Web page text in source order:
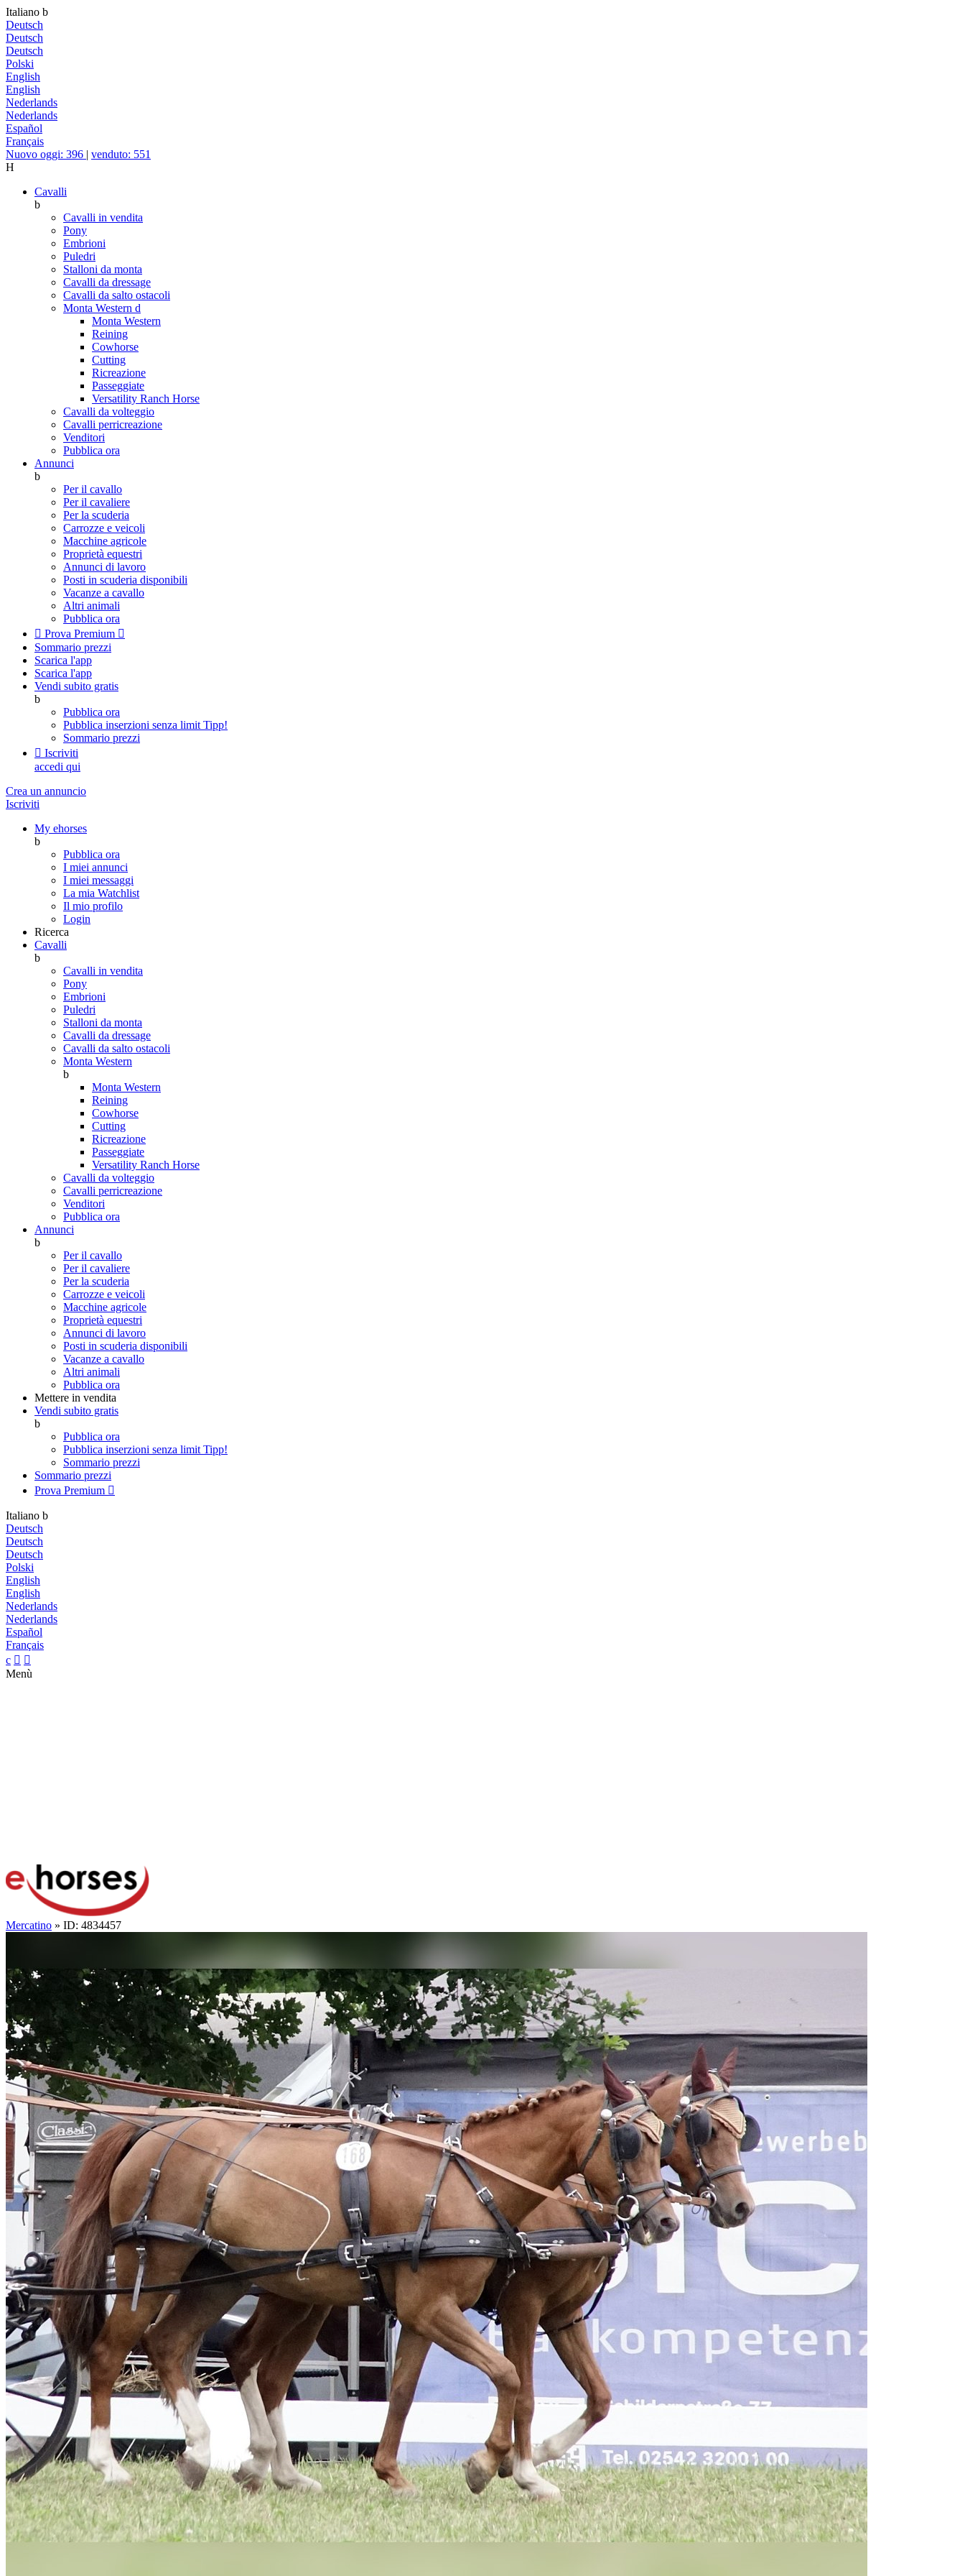
Italiano b
Deutsch
Deutsch
Deutsch
Polski
English
English
Nederlands
Nederlands
Español
Français
Nuovo oggi: 396 | venduto: 551
H
Cavalli
b
Cavalli in vendita
Pony
Embrioni
Puledri
Stalloni da monta
Cavalli da dressage
Cavalli da salto ostacoli
Monta Western d
Monta Western
Reining
Cowhorse
Cutting
Ricreazione
Passeggiate
Versatility Ranch Horse
Cavalli da volteggio
Cavalli perricreazione
Venditori
Pubblica ora
Annunci
b
Per il cavallo
Per il cavaliere
Per la scuderia
Carrozze e veicoli
Macchine agricole
Proprietà equestri
Annunci di lavoro
Posti in scuderia disponibili
Vacanze a cavallo
Altri animali
Pubblica ora
 Prova Premium 
Sommario prezzi
Scarica l'app
Scarica l'app
Vendi subito gratis
b
Pubblica ora
Pubblica inserzioni senza limit Tipp!
Sommario prezzi
 Iscriviti
accedi qui
Crea un annuncio
Iscriviti
My ehorses
b
Pubblica ora
I miei annunci
I miei messaggi
La mia Watchlist
Il mio profilo
Login
Ricerca
Cavalli
b
Cavalli in vendita
Pony
Embrioni
Puledri
Stalloni da monta
Cavalli da dressage
Cavalli da salto ostacoli
Monta Western
b
Monta Western
Reining
Cowhorse
Cutting
Ricreazione
Passeggiate
Versatility Ranch Horse
Cavalli da volteggio
Cavalli perricreazione
Venditori
Pubblica ora
Annunci
b
Per il cavallo
Per il cavaliere
Per la scuderia
Carrozze e veicoli
Macchine agricole
Proprietà equestri
Annunci di lavoro
Posti in scuderia disponibili
Vacanze a cavallo
Altri animali
Pubblica ora
Mettere in vendita
Vendi subito gratis
b
Pubblica ora
Pubblica inserzioni senza limit Tipp!
Sommario prezzi
Sommario prezzi
Prova Premium 
Italiano b
Deutsch
Deutsch
Deutsch
Polski
English
English
Nederlands
Nederlands
Español
Français
c  
Menù
Mercatino » ID: 4834457